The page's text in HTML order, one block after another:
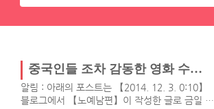
중국인들 조차 감동한 영화 수상한 그녀 (Miss Granny, 2014)에 대한 중국반응
알림 : 아래의 포스트는 【2014. 12. 3. 0:10】
블로그에서 【노예남편】이 작성한 글로 금일 티